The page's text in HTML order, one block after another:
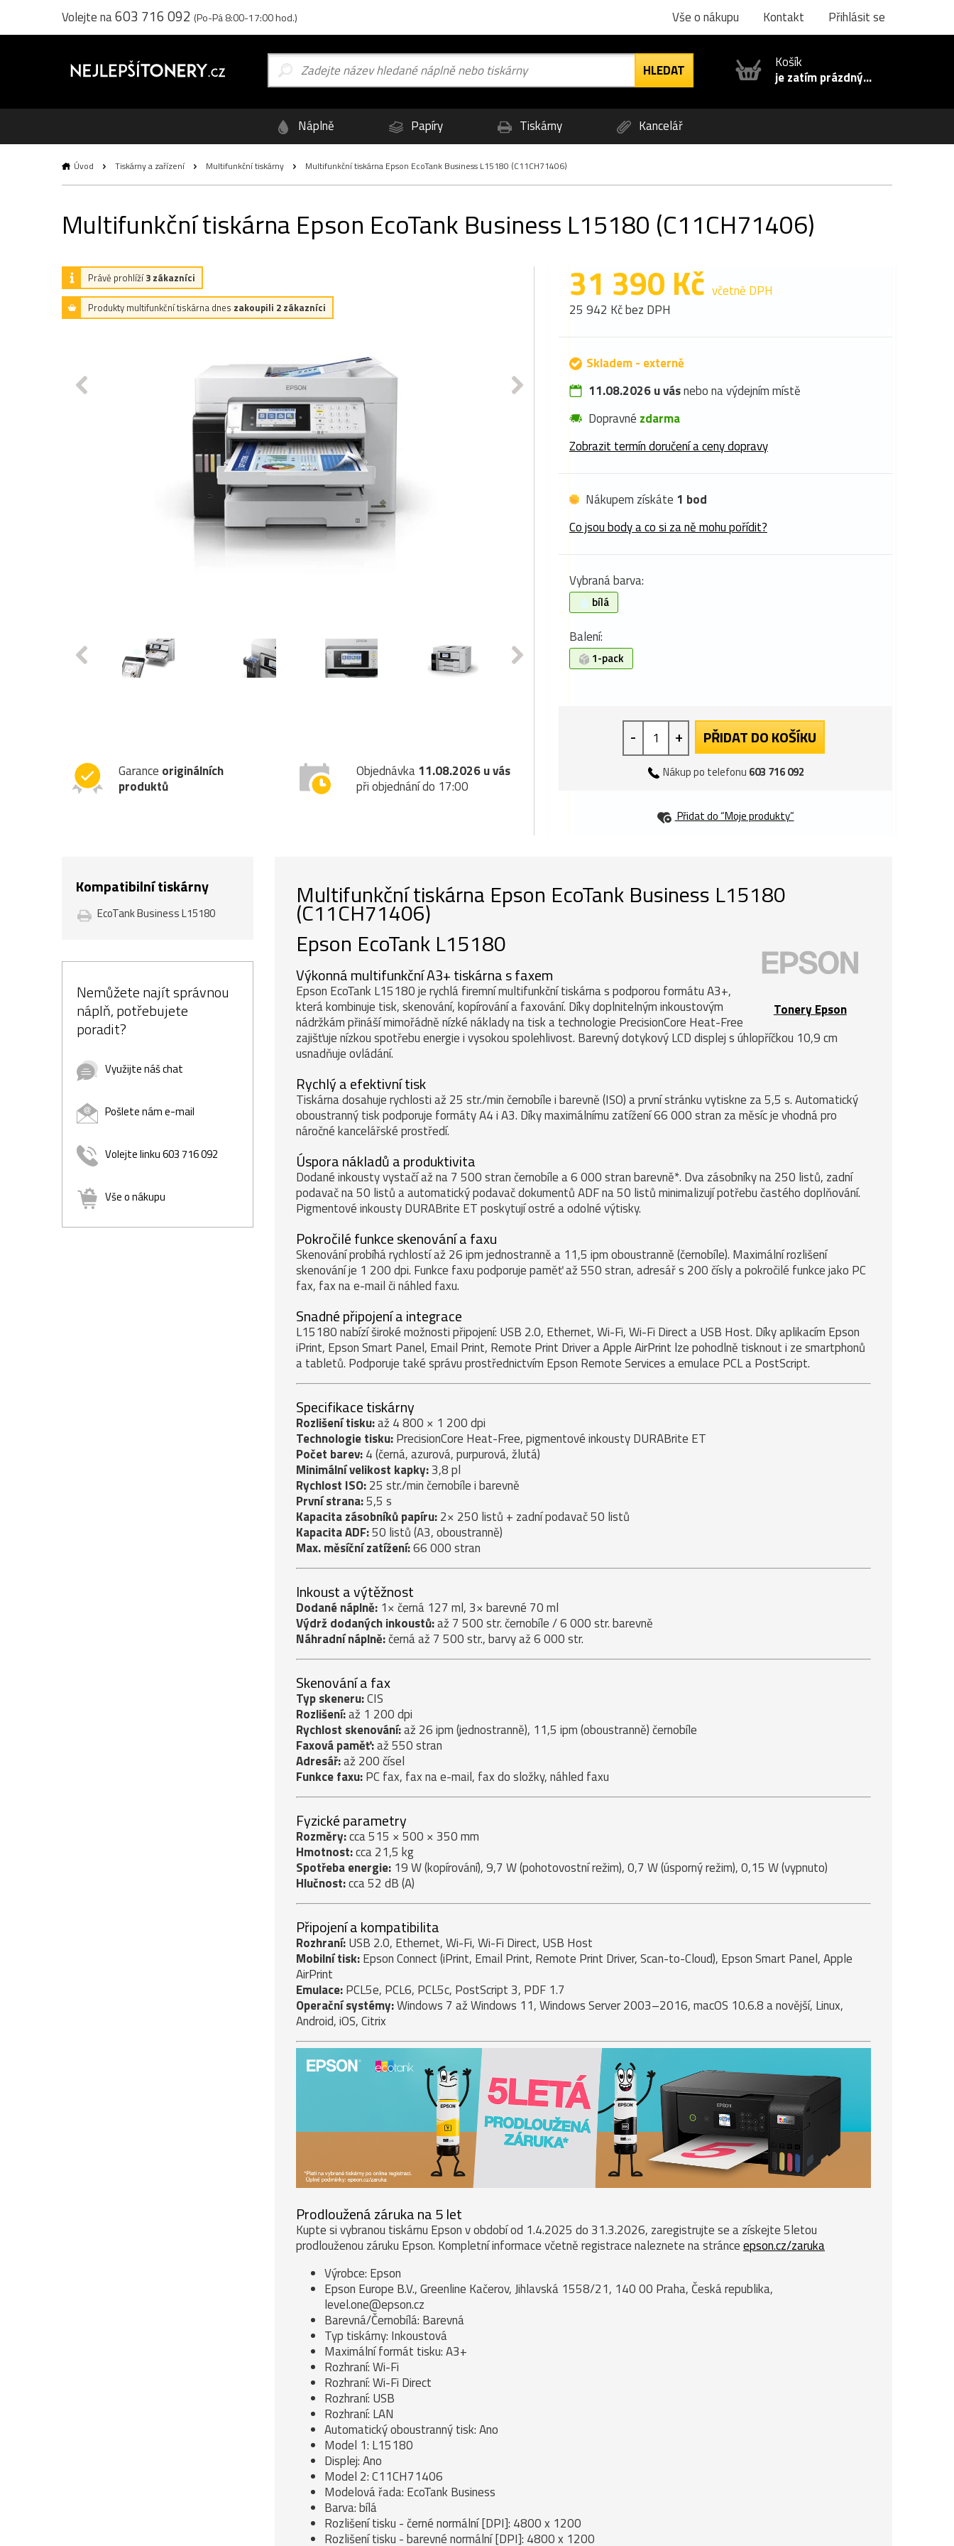
Volejte na603 716 092 (Po-Pá 8:00-17:00 hod.) Vše o nákupu Kontakt Přihlásit se
Košík
je zatím prázdný...
Náplně Papíry Tiskárny Kancelář
Úvod Tiskárny a zařízení Multifunkční tiskárny Multifunkční tiskárna Epson EcoTank Business L15180 (C11CH71406)
Multifunkční tiskárna Epson EcoTank Business L15180 (C11CH71406)
Právě prohlíží3 zákazníci
Produkty multifunkční tiskárna dnes zakoupili 2 zákazníci
Garance originálních
produktů
Objednávka11.08.2026 u vás
při objednání do 17:00
31 390 Kč včetně DPH
25 942 Kč bez DPH
Skladem - externě
11.08.2026 u vásnebo na výdejním místě
Dopravné zdarma
Zobrazit termín doručení a ceny dopravy
Nákupem získáte 1 bod
Co jsou body a co si za ně mohu pořídit?
Vybraná barva:
bílá
Balení:
1-pack
- + PŘIDAT DO KOŠÍKU
Nákup po telefonu 603 716 092
Přidat do “Moje produkty”
Kompatibilní tiskárny
EcoTank Business L15180
Nemůžete najít správnou
náplň, potřebujete
poradit?
Využijte náš chat
Pošlete nám e-mail
Volejte linku 603 716 092
Vše o nákupu
Multifunkční tiskárna Epson EcoTank Business L15180
(C11CH71406)
Tonery Epson
Epson EcoTank L15180
Výkonná multifunkční A3+ tiskárna s faxem
Epson EcoTank L15180 je rychlá firemní multifunkční tiskárna s podporou formátu A3+,
která kombinuje tisk, skenování, kopírování a faxování. Díky doplnitelným inkoustovým
nádržkám přináší mimořádně nízké náklady na tisk a technologie PrecisionCore Heat-Free
zajišťuje nízkou spotřebu energie i vysokou spolehlivost. Barevný dotykový LCD displej s úhlopříčkou 10,9 cm
usnadňuje ovládání.
Rychlý a efektivní tisk
Tiskárna dosahuje rychlosti až 25 str./min černobíle i barevně (ISO) a první stránku vytiskne za 5,5 s. Automatický
oboustranný tisk podporuje formáty A4 i A3. Díky maximálnímu zatížení 66 000 stran za měsíc je vhodná pro
náročné kancelářské prostředí.
Úspora nákladů a produktivita
Dodané inkousty vystačí až na 7 500 stran černobíle a 6 000 stran barevně*. Dva zásobníky na 250 listů, zadní
podavač na 50 listů a automatický podavač dokumentů ADF na 50 listů minimalizují potřebu častého doplňování.
Pigmentové inkousty DURABrite ET poskytují ostré a odolné výtisky.
Pokročilé funkce skenování a faxu
Skenování probíhá rychlostí až 26 ipm jednostranně a 11,5 ipm oboustranně (černobíle). Maximální rozlišení
skenování je 1 200 dpi. Funkce faxu podporuje paměť až 550 stran, adresář s 200 čísly a pokročilé funkce jako PC
fax, fax na e-mail či náhled faxu.
Snadné připojení a integrace
L15180 nabízí široké možnosti připojení: USB 2.0, Ethernet, Wi-Fi, Wi-Fi Direct a USB Host. Díky aplikacím Epson
iPrint, Epson Smart Panel, Email Print, Remote Print Driver a Apple AirPrint lze pohodlně tisknout i ze smartphonů
a tabletů. Podporuje také správu prostřednictvím Epson Remote Services a emulace PCL a PostScript.
Specifikace tiskárny
Rozlišení tisku:až 4 800 × 1 200 dpi
Technologie tisku:PrecisionCore Heat-Free, pigmentové inkousty DURABrite ET
Počet barev:4 (černá, azurová, purpurová, žlutá)
Minimální velikost kapky:3,8 pl
Rychlost ISO:25 str./min černobíle i barevně
První strana:5,5 s
Kapacita zásobníků papíru:2× 250 listů + zadní podavač 50 listů
Kapacita ADF:50 listů (A3, oboustranně)
Max. měsíční zatížení:66 000 stran
Inkoust a výtěžnost
Dodané náplně: 1× černá 127 ml, 3× barevné 70 ml
Výdrž dodaných inkoustů:až 7 500 str. černobíle / 6 000 str. barevně
Náhradní náplně:černá až 7 500 str., barvy až 6 000 str.
Skenování a fax
Typ skeneru:CIS
Rozlišení:až 1 200 dpi
Rychlost skenování:až 26 ipm (jednostranně), 11,5 ipm (oboustranně) černobíle
Faxová paměť:až 550 stran
Adresář:až 200 čísel
Funkce faxu:PC fax, fax na e-mail, fax do složky, náhled faxu
Fyzické parametry
Rozměry:cca 515 × 500 × 350 mm
Hmotnost:cca 21,5 kg
Spotřeba energie: 19 W (kopírování), 9,7 W (pohotovostní režim), 0,7 W (úsporný režim), 0,15 W (vypnuto)
Hlučnost:cca 52 dB (A)
Připojení a kompatibilita
Rozhraní:USB 2.0, Ethernet, Wi-Fi, Wi-Fi Direct, USB Host
Mobilní tisk:Epson Connect (iPrint, Email Print, Remote Print Driver, Scan-to-Cloud), Epson Smart Panel, Apple
AirPrint
Emulace:PCL5e, PCL6, PCL5c, PostScript 3, PDF 1.7
Operační systémy:Windows 7 až Windows 11, Windows Server 2003–2016, macOS 10.6.8 a novější, Linux,
Android, iOS, Citrix
Prodloužená záruka na 5 let
Kupte si vybranou tiskárnu Epson v období od 1.4.2025 do 31.3.2026, zaregistrujte se a získejte 5letou
prodlouženou záruku Epson. Kompletní informace včetně registrace naleznete na stránceepson.cz/zaruka
Výrobce: Epson
Epson Europe B.V., Greenline Kačerov, Jihlavská 1558/21, 140 00 Praha, Česká republika,
level.one@epson.cz
Barevná/Černobílá: Barevná
Typ tiskárny: Inkoustová
Maximální formát tisku: A3+
Rozhraní: Wi-Fi
Rozhraní: Wi-Fi Direct
Rozhraní: USB
Rozhraní: LAN
Automatický oboustranný tisk: Ano
Model 1: L15180
Displej: Ano
Model 2: C11CH71406
Modelová řada: EcoTank Business
Barva: bílá
Rozlišení tisku - černé normální [DPI]: 4800 x 1200
Rozlišení tisku - barevné normální [DPI]: 4800 x 1200